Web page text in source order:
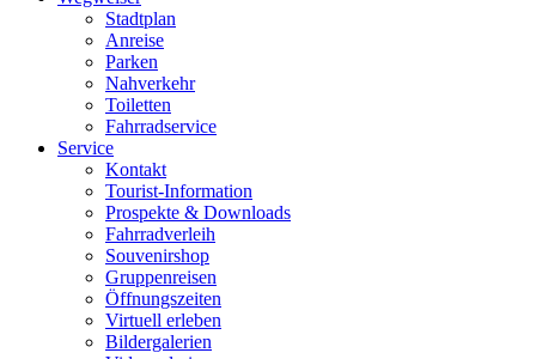
Stadtplan
Anreise
Parken
Nahverkehr
Toiletten
Fahrradservice
Service
Kontakt
Tourist-Information
Prospekte & Downloads
Fahrradverleih
Souvenirshop
Gruppenreisen
Öffnungszeiten
Virtuell erleben
Bildergalerien